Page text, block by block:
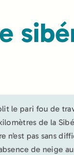
le pari fou de
de la
n’est pas sans
de neige